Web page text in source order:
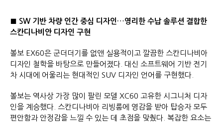
■ SW 기반 차량 인간 중심 디자인…영리한 수납 솔루션 결합한
스칸디나비안 디자인 구현
볼보 EX60은 군더더기를 없앤 실용적이고 깔끔한 스칸디나비아
디자인 철학을 바탕으로 만들어졌다. 대신 소프트웨어 기반 전기
차 시대에 어울리는 현대적인 SUV 디자인 언어를 구현했다.
볼보는 역사상 가장 많이 팔린 모델 XC60 고유한 시그니처 디자
인을 계승했다. 스칸디나비아 리빙룸에 영감을 받아 탑승자 모두
편안함과 안정감을 느낄 수 있는 데 초점을 맞췄다. 복잡한 요소는